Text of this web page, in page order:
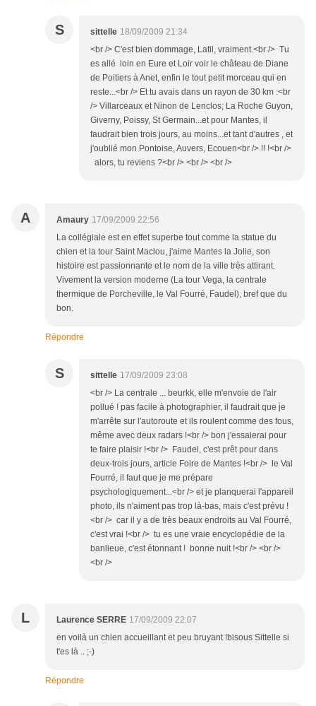
S sittelle 18/09/2009 21:34
<br /> C'est bien dommage, Latil, vraiment.<br /> Tu
es allé loin en Eure et Loir voir le château de Diane
de Poitiers à Anet, enfin le tout petit morceau qui en
reste...<br /> Et tu avais dans un rayon de 30 km :<br
/> Villarceaux et Ninon de Lenclos; La Roche Guyon,
Giverny, Poissy, St Germain...et pour Mantes, il
faudrait bien trois jours, au moins...et tant d'autres , et
j'oublié mon Pontoise, Auvers, Ecouen<br /> !! !<br />
alors, tu reviens ?<br /> <br /> <br />
A Amaury 17/09/2009 22:56
La collégiale est en effet superbe tout comme la statue du
chien et la tour Saint Maclou, j'aime Mantes la Jolie, son
histoire est passionnante et le nom de la ville très attirant.
Vivement la version moderne (La tour Vega, la centrale
thermique de Porcheville, le Val Fourré, Faudel), bref que du
bon.
Répondre
S sittelle 17/09/2009 23:08
<br /> La centrale ... beurkk, elle m'envoie de l'air
pollué ! pas facile à photographier, il faudrait que je
m'arrête sur l'autoroute et ils roulent comme des fous,
même avec deux radars !<br /> bon j'essaierai pour
te faire plaisir !<br /> Faudel, c'est prêt pour dans
deux-trois jours, article Foire de Mantes !<br /> le Val
Fourré, il faut que je me prépare
psychologiquement...<br /> et je planquerai l'appareil
photo, ils n'aiment pas trop là-bas, mais c'est prévu !
<br /> car il y a de très beaux endroits au Val Fourré,
c'est vrai !<br /> tu es une vraie encyclopédie de la
banlieue, c'est étonnant ! bonne nuit !<br /> <br />
<br />
L Laurence SERRE 17/09/2009 22:07
en voilà un chien accueillant et peu bruyant !bisous Sittelle si
t'es là .. ;-)
Répondre